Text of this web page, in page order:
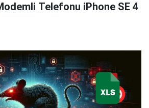
Telefonu iPhone SE 4